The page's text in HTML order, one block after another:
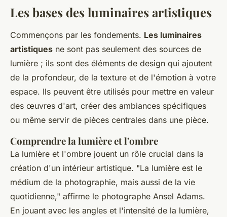
Les bases des luminaires artistiques
Commençons par les fondements. Les luminaires
artistiques ne sont pas seulement des sources de
lumière ; ils sont des éléments de design qui ajoutent
de la profondeur, de la texture et de l'émotion à votre
espace. Ils peuvent être utilisés pour mettre en valeur
des œuvres d'art, créer des ambiances spécifiques
ou même servir de pièces centrales dans une pièce.
Comprendre la lumière et l'ombre
La lumière et l'ombre jouent un rôle crucial dans la
création d'un intérieur artistique. "La lumière est le
médium de la photographie, mais aussi de la vie
quotidienne," affirme le photographe Ansel Adams.
En jouant avec les angles et l'intensité de la lumière,